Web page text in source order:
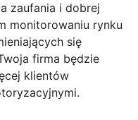
zaufania i dobrej
monitorowaniu rynku
się
firma będzie
klientów